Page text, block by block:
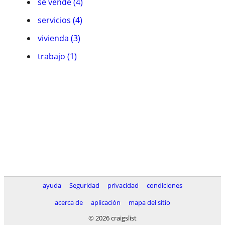
servicios (4)
vivienda (3)
trabajo (1)
ayuda Seguridad privacidad
condiciones
acerca de
aplicación
mapa del sitio
© 2026 craigslist